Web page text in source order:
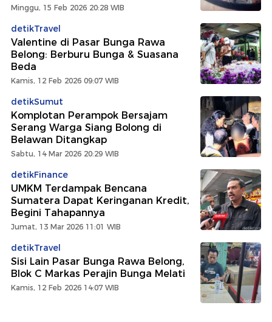
Minggu, 15 Feb 2026 20:28 WIB
detikTravel
Valentine di Pasar Bunga Rawa
Belong: Berburu Bunga & Suasana
Beda
Kamis, 12 Feb 2026 09:07 WIB
detikSumut
Komplotan Perampok Bersajam
Serang Warga Siang Bolong di
Belawan Ditangkap
Sabtu, 14 Mar 2026 20:29 WIB
detikFinance
UMKM Terdampak Bencana
Sumatera Dapat Keringanan Kredit,
Begini Tahapannya
Jumat, 13 Mar 2026 11:01 WIB
detikTravel
Sisi Lain Pasar Bunga Rawa Belong,
Blok C Markas Perajin Bunga Melati
Kamis, 12 Feb 2026 14:07 WIB